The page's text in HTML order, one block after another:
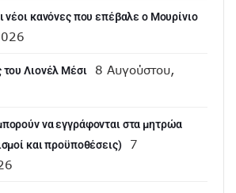
νέοι κανόνες που επέβαλε ο Μουρίνιο
Λιονέλ Μέσι
8 Αυγούστου,
να εγγράφονται στα μητρώα
και προϋποθέσεις)
7